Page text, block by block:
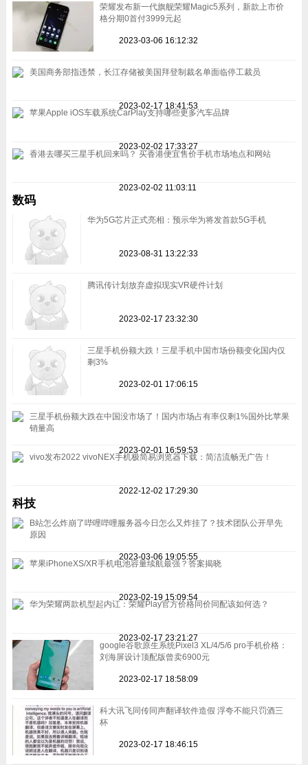
荣耀发布新一代旗舰荣耀Magic5系列，新款上市价
格分期0首付3999元起
2023-03-06 16:12:32
美国商务部指违禁，长江存储被美国拜登制裁名单面临停工裁员
2023-02-17 18:41:53
苹果Apple iOS车载系统CarPlay支持哪些更多汽车品牌
2023-02-02 17:33:27
香港去哪买三星手机回来吗？ 买香港便宜售价手机市场地点和网站
2023-02-02 11:03:11
数码
华为5G芯片正式亮相：预示华为将发首款5G手机
2023-08-31 13:22:33
腾讯传计划放弃虚拟现实VR硬件计划
2023-02-17 23:32:30
三星手机份额大跌！三星手机中国市场份额变化国内仅
剩3%
2023-02-01 17:06:15
三星手机份额大跌在中国没市场了！国内市场占有率仅剩1%国外比苹果
销量高
2023-02-01 16:59:53
vivo发布2022 vivoNEX手机极简易浏览器下载：简洁流畅无广告！
2022-12-02 17:29:30
科技
B站怎么炸崩了哔哩哔哩服务器今日怎么又炸挂了？技术团队公开早先
原因
2023-03-06 19:05:55
苹果iPhoneXS/XR手机电池容量续航最强？答案揭晓
2023-02-19 15:09:54
华为荣耀两款机型起内讧：荣耀Play官方价格同价同配该如何选？
2023-02-17 23:21:27
google谷歌原生系统Pixel3 XL/4/5/6 pro手机价格：
刘海屏设计顶配版曾卖6900元
2023-02-17 18:58:09
科大讯飞同传同声翻译软件造假 浮夸不能只罚酒三
杯
2023-02-17 18:46:15